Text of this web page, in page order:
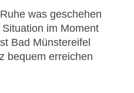
was geschehen
im Moment
Bad Münstereifel
bequem erreichen